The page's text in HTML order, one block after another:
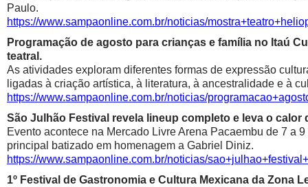
Paulo.
https://www.sampaonline.com.br/noticias/
Programação de agosto para crianças e família no Itaú
teatral.
As atividades exploram diferentes formas de expressão
ligadas à criação artística, à literatura, à ancestralidade e à
https://www.sampaonline.com.br/noticias/
São Julhão Festival revela lineup completo e leva o calor
Evento acontece na Mercado Livre Arena Pacaembu de 7 a
principal batizado em homenagem a Gabriel Diniz.
https://www.sampaonline.com.br/noticias/
1º Festival de Gastronomia e Cultura Mexicana da Zona